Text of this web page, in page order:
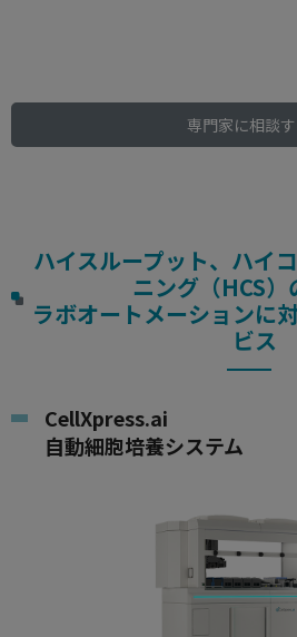
専門家に相談
ハイスループット、ハイ
ニング（HCS）
ラボオートメーションに
ビス
CellXpress.ai
自動細胞培養システム